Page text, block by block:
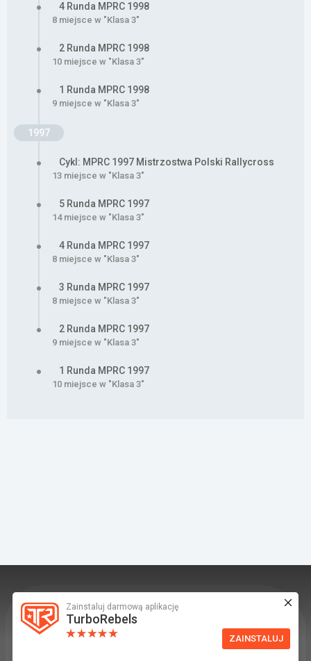
Zainstaluj darmową aplikację
TurboRebels
ZAINSTALUJ
4 Runda MPRC 1998
8 miejsce w "Klasa 3"
2 Runda MPRC 1998
10 miejsce w "Klasa 3"
1 Runda MPRC 1998
9 miejsce w "Klasa 3"
1997
Cykl: MPRC 1997 Mistrzostwa Polski Rallycross
13 miejsce w "Klasa 3"
5 Runda MPRC 1997
14 miejsce w "Klasa 3"
4 Runda MPRC 1997
8 miejsce w "Klasa 3"
3 Runda MPRC 1997
8 miejsce w "Klasa 3"
2 Runda MPRC 1997
9 miejsce w "Klasa 3"
1 Runda MPRC 1997
10 miejsce w "Klasa 3"
TurboRebels to platforma społecznościowa i
aplikacja mobilna dla fanów motoryzacji.